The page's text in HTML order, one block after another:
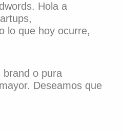
Hola a
lo que hoy ocurre,
brand o pura
Deseamos que